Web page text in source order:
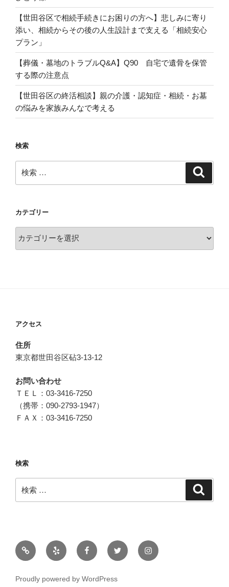
【世田谷区で相続手続きにお困りの方へ】悲しみに寄り
添い、相続からその後の人生設計まで支える「相続安心
プラン」
【葬儀・墓地のトラブルQ&A】Q90 自宅で遺骨を保管
する際の注意点
【世田谷区の終活相談】親の介護・認知症・相続・お墓
の悩みを家族みんなで考える
検索
検
索:
カテゴリー
アクセス
住所
東京都世田谷区砧3-13-12
お問い合わせ
ＴＥＬ：03-3416-7250
（携帯：090-2793-1947）
ＦＡＸ：03-3416-7250
検索
索:
メ
ー
Proudly powered by WordPress